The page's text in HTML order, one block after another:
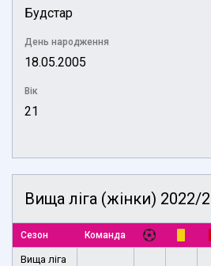
Будстар
День народження
18.05.2005
Вік
21
Вища ліга (жінки) 2022/
Сезон Команда
Вища ліга